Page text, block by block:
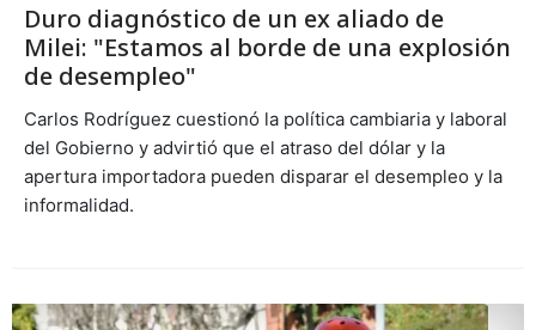
Duro diagnóstico de un ex aliado de
Milei: "Estamos al borde de una explosión
de desempleo"
Carlos Rodríguez cuestionó la política cambiaria y laboral
del Gobierno y advirtió que el atraso del dólar y la
apertura importadora pueden disparar el desempleo y la
informalidad.